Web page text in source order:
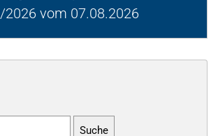
2026 vom 07.08.2026